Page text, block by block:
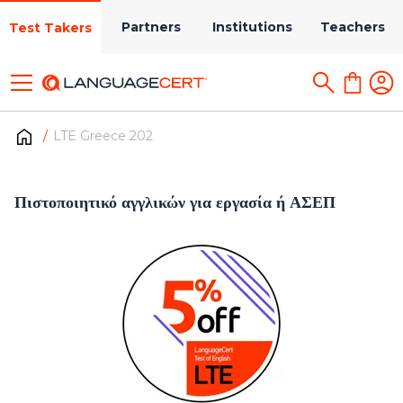
Test Takers Partners Institutions Teachers
LTE Greece 202
Πιστοποιητικό αγγλικών για εργασία ή ΑΣΕΠ